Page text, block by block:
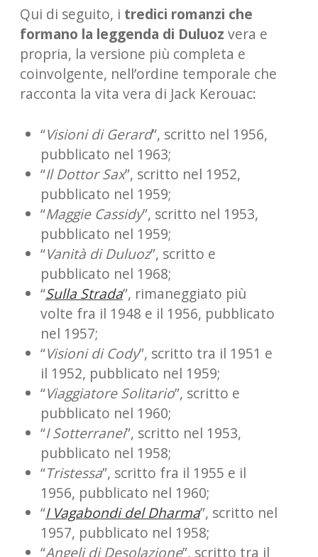
Qui di seguito, i tredici romanzi che
formano la leggenda di Duluoz vera e
propria, la versione più completa e
coinvolgente, nell’ordine temporale che
racconta la vita vera di Jack Kerouac:
“Visioni di Gerard”, scritto nel 1956,
pubblicato nel 1963;
“Il Dottor Sax”, scritto nel 1952,
pubblicato nel 1959;
“Maggie Cassidy”, scritto nel 1953,
pubblicato nel 1959;
“Vanità di Duluoz”, scritto e
pubblicato nel 1968;
“Sulla Strada”, rimaneggiato più
volte fra il 1948 e il 1956, pubblicato
nel 1957;
“Visioni di Cody”, scritto tra il 1951 e
il 1952, pubblicato nel 1959;
“Viaggiatore Solitario”, scritto e
pubblicato nel 1960;
“I Sotterranei”, scritto nel 1953,
pubblicato nel 1958;
“Tristessa”, scritto fra il 1955 e il
1956, pubblicato nel 1960;
“I Vagabondi del Dharma”, scritto nel
1957, pubblicato nel 1958;
“Angeli di Desolazione”, scritto tra il